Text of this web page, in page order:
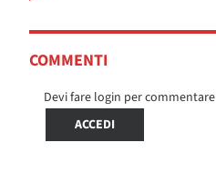
COMMENTI
Devi fare login per commentare
ACCEDI